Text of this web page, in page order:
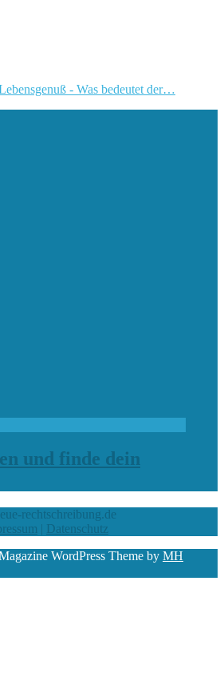
- Was bedeutet der…
und finde dein
rechtschreibung.de
| Datenschutz
WordPress Theme by MH